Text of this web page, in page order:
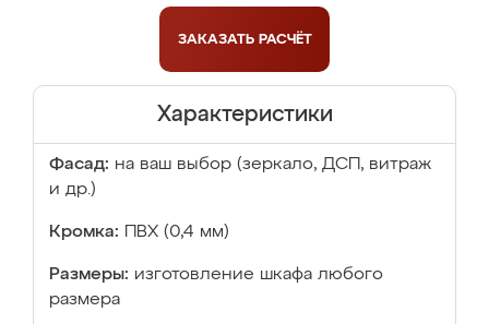
ЗАКАЗАТЬ РАСЧЁТ
Характеристики
Фасад: на ваш выбор (зеркало, ДСП, витраж
и др.)
Кромка: ПВХ (0,4 мм)
Размеры: изготовление шкафа любого
размера